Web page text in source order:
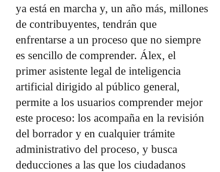
ya está en marcha y, un año más, millones
de contribuyentes, tendrán que
enfrentarse a un proceso que no siempre
es sencillo de comprender. Álex, el
primer asistente legal de inteligencia
artificial dirigido al público general,
permite a los usuarios comprender mejor
este proceso: los acompaña en la revisión
del borrador y en cualquier trámite
administrativo del proceso, y busca
deducciones a las que los ciudadanos